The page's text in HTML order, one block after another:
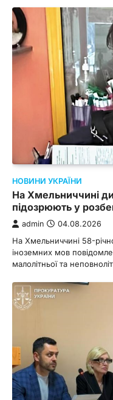
НОВИНИ УКРАЇНИ
На Хмельниччині
підозрюють у
admin 04.08.2026
На Хмельниччині 58-
іноземних мов
малолітньої та